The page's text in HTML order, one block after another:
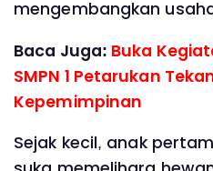
mengembangkan
Baca Juga: Buka
SMPN 1 Petarukan
Kepemimpinan
Sejak kecil, anak